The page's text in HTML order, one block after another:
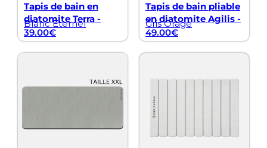
Tapis de bain en
diatomite Terra -
Blanc Éternel
39.00€
Tapis de bain pliable
en diatomite Agilis -
Gris Orage
49.00€